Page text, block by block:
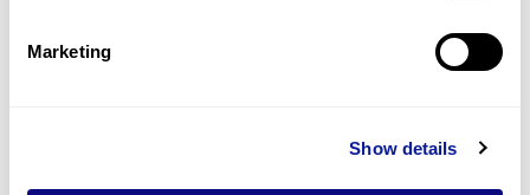
Marketing
Show details
Cleidocranial Dysplasia: 유전자